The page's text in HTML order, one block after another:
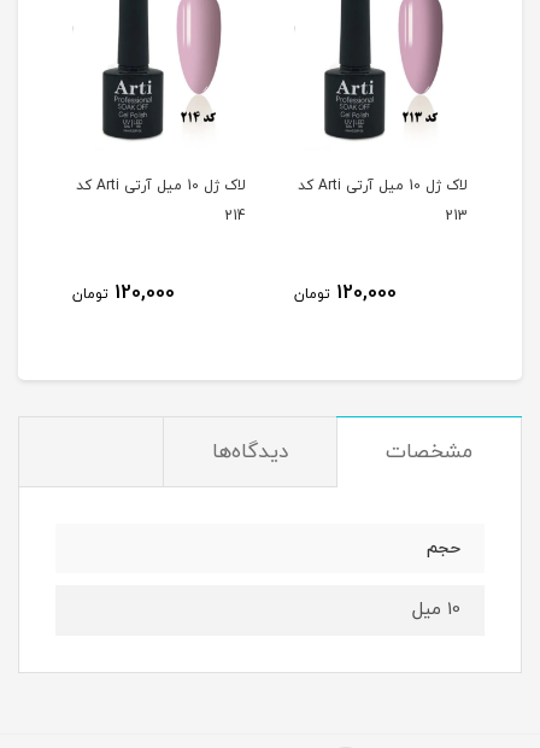
لاک ژل 10 میل آرتی Arti کد
213
120,000 تومان
لاک ژل 10 میل آرتی Arti کد
214
120,000 تومان
مشخصات دیدگاه‌ها
حجم
10 میل